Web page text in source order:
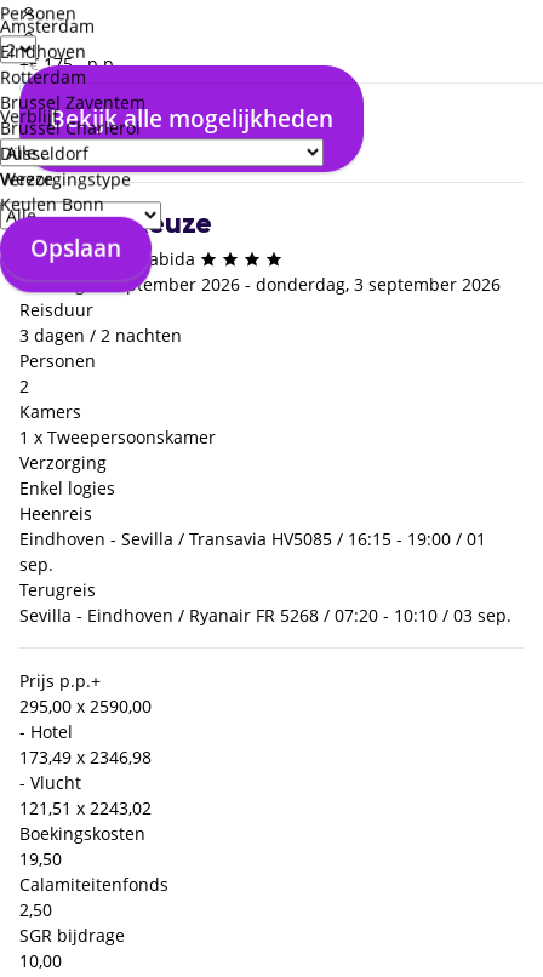
Personen
Verblijf
Verzorgingstype
Opslaan
Amsterdam
Eindhoven
Rotterdam
Brussel Zaventem
Brussel Charleroi
Düsseldorf
Weeze
Keulen Bonn
Opslaan
+€ 175,- p.p.
Enkel logies
€ 0,- p.p.
Logies en ontbijt
+€ 29,- p.p.
Bekijk alle mogelijkheden
4. Jouw keuze
Hotel Vincci la Rabida
dinsdag, 1 september 2026 - donderdag, 3 september 2026
Reisduur
3 dagen / 2 nachten
Personen
2
Kamers
1 x Tweepersoonskamer
Verzorging
Enkel logies
Heenreis
Eindhoven - Sevilla / Transavia HV5085 / 16:15 - 19:00 / 01
sep.
Terugreis
Sevilla - Eindhoven / Ryanair FR 5268 / 07:20 - 10:10 / 03 sep.
Prijs p.p.+
295,00 x 2590,00
- Hotel
173,49 x 2346,98
- Vlucht
121,51 x 2243,02
Boekingskosten
19,50
Calamiteitenfonds
2,50
SGR bijdrage
10,00